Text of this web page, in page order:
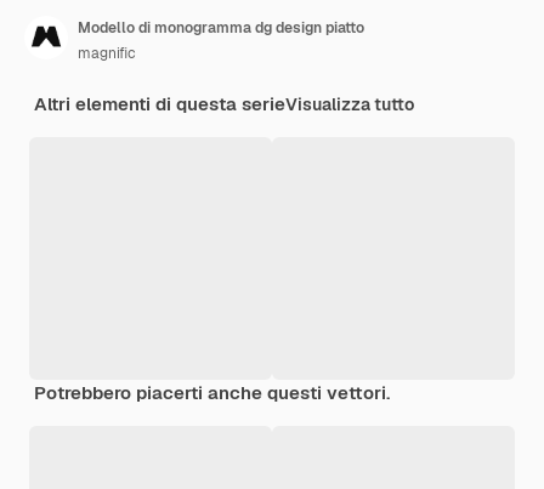
Modello di monogramma dg design piatto
magnific
Altri elementi di questa serieVisualizza tutto
Potrebbero piacerti anche questi vettori.